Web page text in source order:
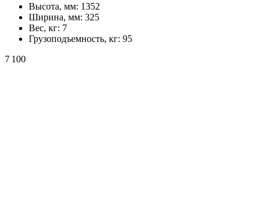
Высота, мм: 1352
Ширина, мм: 325
Вес, кг: 7
Грузоподъемность, кг: 95
7 100